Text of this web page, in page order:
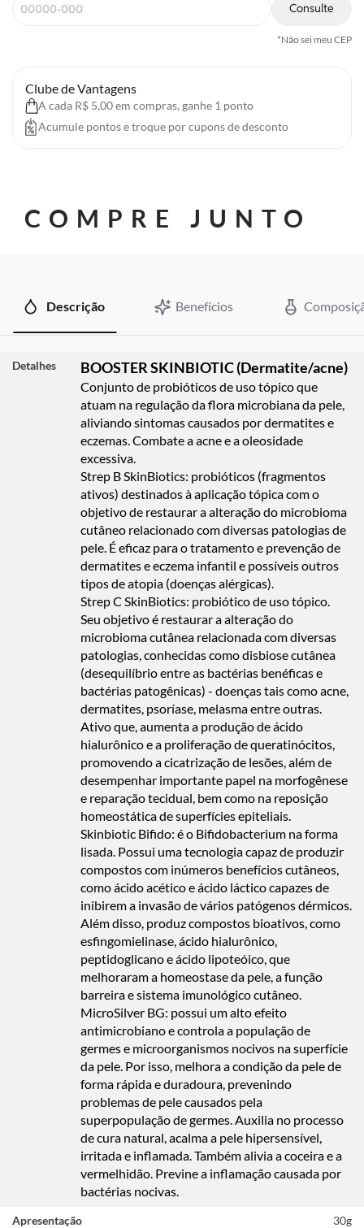
Consulte
*Não sei meu CEP
Clube de Vantagens
A cada R$ 5,00 em compras, ganhe 1 ponto
Acumule pontos e troque por cupons de desconto
COMPRE JUNTO
Descrição Benefícios
Detalhes BOOSTER SKINBIOTIC (Dermatite/acne)
Conjunto de probióticos de uso tópico que
atuam na regulação da flora microbiana da pele,
aliviando sintomas causados por dermatites e
eczemas. Combate a acne e a oleosidade
excessiva.
Strep B SkinBiotics: probióticos (fragmentos
ativos) destinados à aplicação tópica com o
objetivo de restaurar a alteração do microbioma
cutâneo relacionado com diversas patologias de
pele. É eficaz para o tratamento e prevenção de
dermatites e eczema infantil e possíveis outros
tipos de atopia (doenças alérgicas).
Strep C SkinBiotics: probiótico de uso tópico.
Seu objetivo é restaurar a alteração do
microbioma cutânea relacionada com diversas
patologias, conhecidas como disbiose cutânea
(desequilíbrio entre as bactérias benéficas e
bactérias patogênicas) - doenças tais como acne,
dermatites, psoríase, melasma entre outras.
Ativo que, aumenta a produção de ácido
hialurônico e a proliferação de queratinócitos,
promovendo a cicatrização de lesões, além de
desempenhar importante papel na morfogênese
e reparação tecidual, bem como na reposição
homeostática de superfícies epiteliais.
Skinbiotic Bifido: é o Bifidobacterium na forma
lisada. Possui uma tecnologia capaz de produzir
compostos com inúmeros benefícios cutâneos,
como ácido acético e ácido láctico capazes de
inibirem a invasão de vários patógenos dérmicos.
Além disso, produz compostos bioativos, como
esfingomielinase, ácido hialurônico,
peptidoglicano e ácido lipoteóico, que
melhoraram a homeostase da pele, a função
barreira e sistema imunológico cutâneo.
MicroSilver BG: possui um alto efeito
antimicrobiano e controla a população de
germes e microorganismos nocivos na superfície
da pele. Por isso, melhora a condição da pele de
forma rápida e duradoura, prevenindo
problemas de pele causados pela
superpopulação de germes. Auxilia no processo
de cura natural, acalma a pele hipersensível,
irritada e inflamada. Também alivia a coceira e a
vermelhidão. Previne a inflamação causada por
bactérias nocivas.
Apresentação 30g